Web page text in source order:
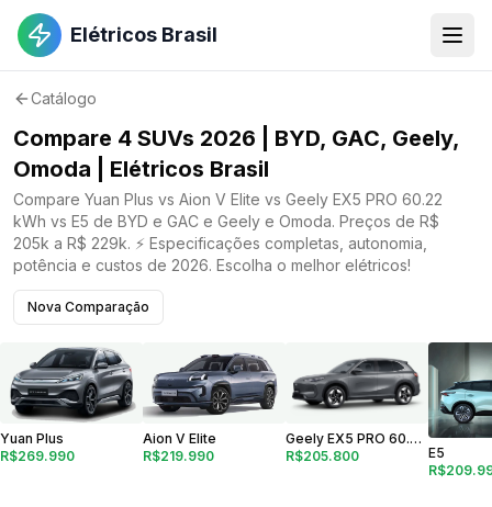
Elétricos Brasil
Catálogo
Compare 4 SUVs 2026 | BYD, GAC, Geely,
Omoda | Elétricos Brasil
Compare Yuan Plus vs Aion V Elite vs Geely EX5 PRO 60.22
kWh vs E5 de BYD e GAC e Geely e Omoda. Preços de R$
205k a R$ 229k. ⚡ Especificações completas, autonomia,
potência e custos de 2026. Escolha o melhor elétricos!
Nova Comparação
Yuan Plus
R$269.990
Aion V Elite
R$219.990
Geely EX5 PRO 60.22 kWh
R$205.800
E5